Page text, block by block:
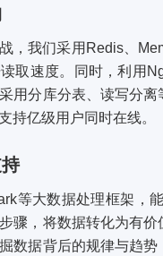
，我们采用Redis、
取速度。同时，利用
用分库分表、读写分
持亿级用户同时在线。
等大数据处理框架，
骤，将数据转化为有
数据背后的规律与趋